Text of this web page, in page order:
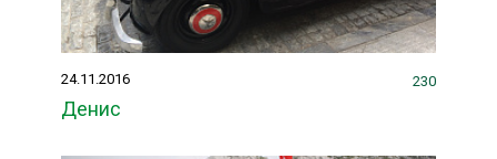
24.11.2016
Денис
230